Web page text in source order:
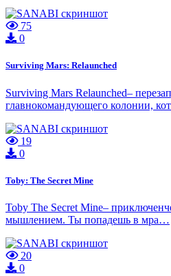
75
0
Surviving Mars: Relaunched
Surviving Mars Relaunched–
главнокомандующего колонии,
19
0
Toby: The Secret Mine
Toby The Secret Mine–
мышлением. Ты попадешь в мра…
20
0